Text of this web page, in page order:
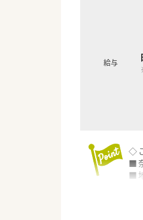
給与
◇
■
■
■